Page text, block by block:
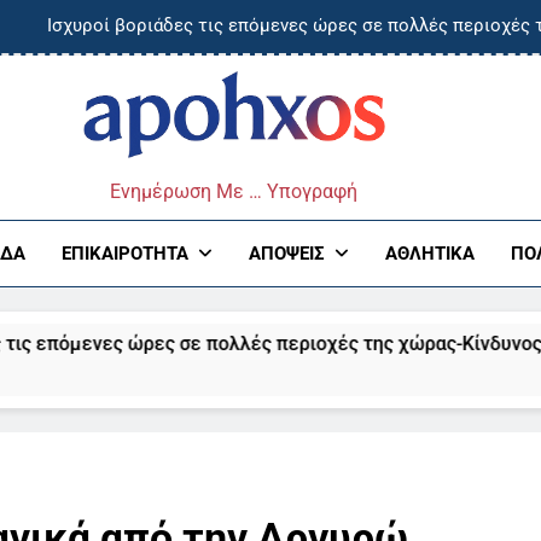
Ισχυροί βοριάδες τις επόμενες ώρες σε πολλές περιοχές
Αγρίνιο: «Καμπάνα» σε οδηγό για μέθη – Βρέθηκε
Πανεπιστήμιο Πατρών: «Παγκόσμιο» ενδιαφέρον για την
Αγρίνιο: «Καμπάνα» σε οδηγό για μέθη – Βρέθηκε
Πανεπιστήμιο Πατρών: «Παγκόσμιο» ενδιαφέρον για την
Ενημέρωση Με … Υπογραφή
ΕΠΙΚΑΙΡΌΤΗΤΑ ΑΠΌΨΕΙΣ ΑΘΛΗΤΙΚΆ
ώρες σε πολλές περιοχές της χώρας-Κίνδυνος για